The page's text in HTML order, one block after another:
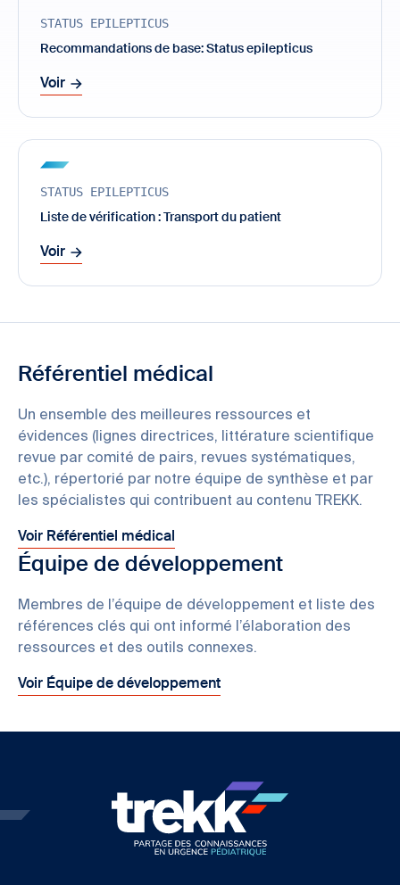
STATUS EPILEPTICUS
Recommandations de base: Status epilepticus
Voir
STATUS EPILEPTICUS
Liste de vérification : Transport du patient
Voir
Référentiel médical
Un ensemble des meilleures ressources et
évidences (lignes directrices, littérature scientifique
revue par comité de pairs, revues systématiques,
etc.), répertorié par notre équipe de synthèse et par
les spécialistes qui contribuent au contenu TREKK.
Voir Référentiel médical
Équipe de développement
Membres de l’équipe de développement et liste des
références clés qui ont informé l’élaboration des
ressources et des outils connexes.
Voir Équipe de développement